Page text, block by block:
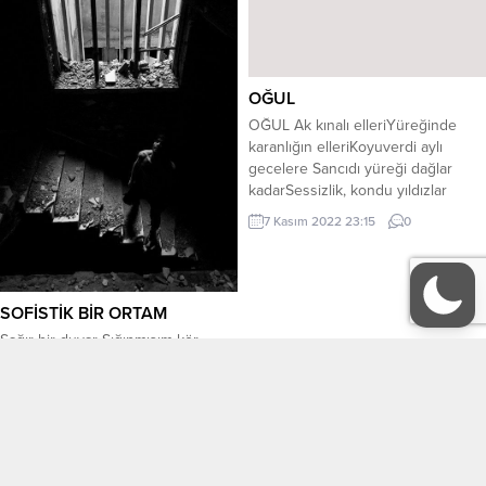
SOFİSTİK BİR ORTAM
Sağır bir duvar Sığınmışım kör
OĞUL
OĞUL Ak kınalı elleriYüreğinde
karanlığın elleriKoyuverdi aylı
gecelere Sancıdı yüreği dağlar
kadarSessizlik, kondu yıldızlar
üstüneIşır gecede korkulu
ağırlığıBüyür acılar yük yük
uzanmışKöyün toprak damları
üstüneRüzgar mı yolunu kesen
ne?…Buğday sarısı ay düştü yoksul
7 Kasım 2022 23:15 0